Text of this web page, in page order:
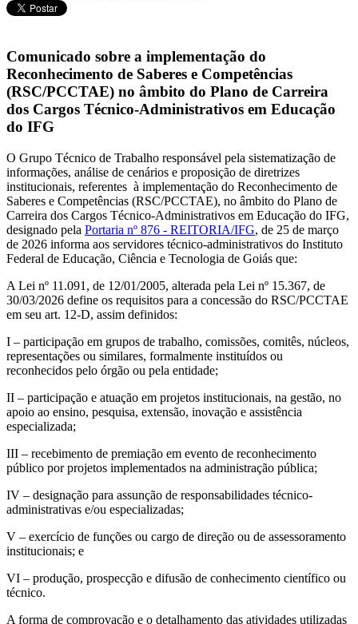
Comunicado sobre a implementação do
Reconhecimento de Saberes e Competências
(RSC/PCCTAE) no âmbito do Plano de Carreira
dos Cargos Técnico-Administrativos em Educação
do IFG
O Grupo Técnico de Trabalho responsável pela sistematização de
informações, análise de cenários e proposição de diretrizes
institucionais, referentes à implementação do Reconhecimento de
Saberes e Competências (RSC/PCCTAE), no âmbito do Plano de
Carreira dos Cargos Técnico-Administrativos em Educação do IFG,
designado pela Portaria nº 876 - REITORIA/IFG, de 25 de março
de 2026 informa aos servidores técnico-administrativos do Instituto
Federal de Educação, Ciência e Tecnologia de Goiás que:
A Lei nº 11.091, de 12/01/2005, alterada pela Lei nº 15.367, de
30/03/2026 define os requisitos para a concessão do RSC/PCCTAE
em seu art. 12-D, assim definidos:
I – participação em grupos de trabalho, comissões, comitês, núcleos,
representações ou similares, formalmente instituídos ou
reconhecidos pelo órgão ou pela entidade;
II – participação e atuação em projetos institucionais, na gestão, no
apoio ao ensino, pesquisa, extensão, inovação e assistência
especializada;
III – recebimento de premiação em evento de reconhecimento
público por projetos implementados na administração pública;
IV – designação para assunção de responsabilidades técnico-
administrativas e/ou especializadas;
V – exercício de funções ou cargo de direção ou de assessoramento
institucionais; e
VI – produção, prospecção e difusão de conhecimento científico ou
técnico.
A forma de comprovação e o detalhamento das atividades utilizadas